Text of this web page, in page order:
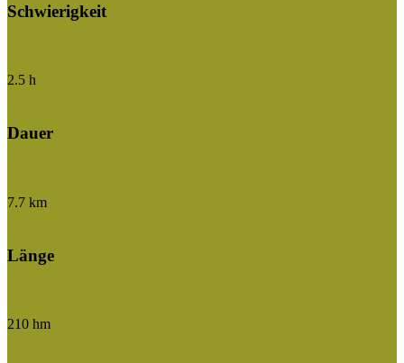
Schwierigkeit
Dauer
2.5 h
Länge
7.7 km
210 hm